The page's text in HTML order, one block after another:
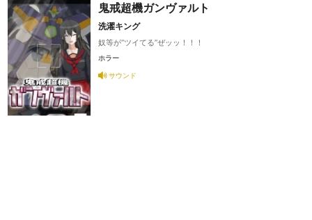
鬼戒超機ガンヴァルト
洗濯キング
奴等が“ツイてる”ぜッッ！！！
ホラー
サウンド